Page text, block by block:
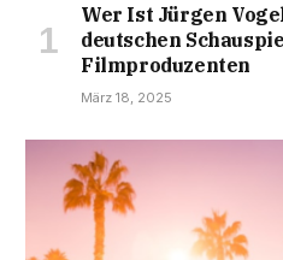
Wer Ist Jürgen
deutschen
Filmproduzenten
März 18, 2025